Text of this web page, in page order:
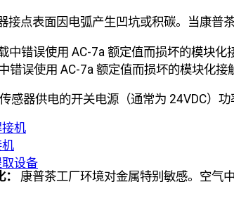
机
设备
接点表面因电弧产生凹坑或积碳。当康普
错误使用 AC-7a 额定值而损坏的模块化接
感器供电的开关电源（通常为 24VDC）
康普茶工厂环境对金属特别敏感。空气